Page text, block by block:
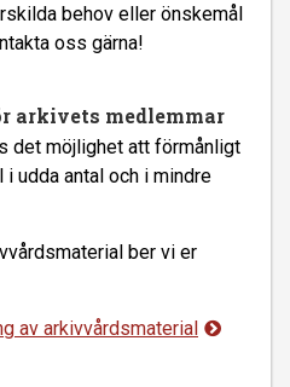
behov eller önskemål
oss gärna!
arkivets medlemmar
det möjlighet att förmånligt
udda antal och i mindre
ber vi er
av arkivvårdsmaterial